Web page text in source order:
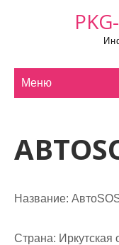
Меню
Название:
Страна: Иркутская